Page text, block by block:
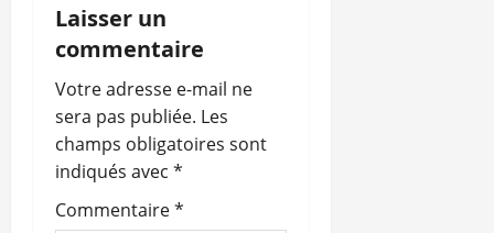
i
o
n
d
’
Laisser un
commentaire
Votre adresse e-mail ne
sera pas publiée. Les
champs obligatoires sont
indiqués avec *
Commentaire*